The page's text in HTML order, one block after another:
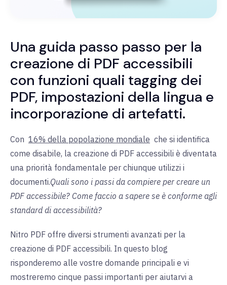
Una guida passo passo per la
creazione di PDF accessibili
con funzioni quali tagging dei
PDF, impostazioni della lingua e
incorporazione di artefatti.
Con 16% della popolazione mondiale che si identifica
come disabile, la creazione di PDF accessibili è diventata
una priorità fondamentale per chiunque utilizzi i
documenti.Quali sono i passi da compiere per creare un
PDF accessibile? Come faccio a sapere se è conforme agli
standard di accessibilità?
Nitro PDF offre diversi strumenti avanzati per la
creazione di PDF accessibili. In questo blog
risponderemo alle vostre domande principali e vi
mostreremo cinque passi importanti per aiutarvi a